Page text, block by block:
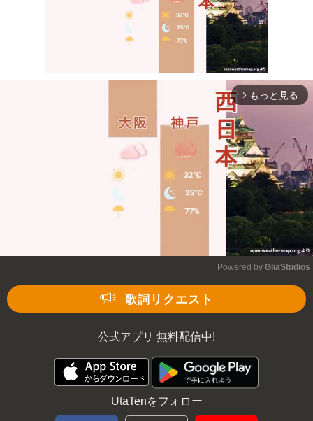
Mute
arrow_forward_ios もっと見る
Powered by GliaStudios
歌詞リクエスト
公式アプリ 無料配信中!
UtaTenをフォロー